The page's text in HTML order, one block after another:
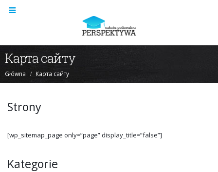
Карта сайту
Główna Карта сайту
Strony
[wp_sitemap_page only=”page” display_title=”false”]
Kategorie